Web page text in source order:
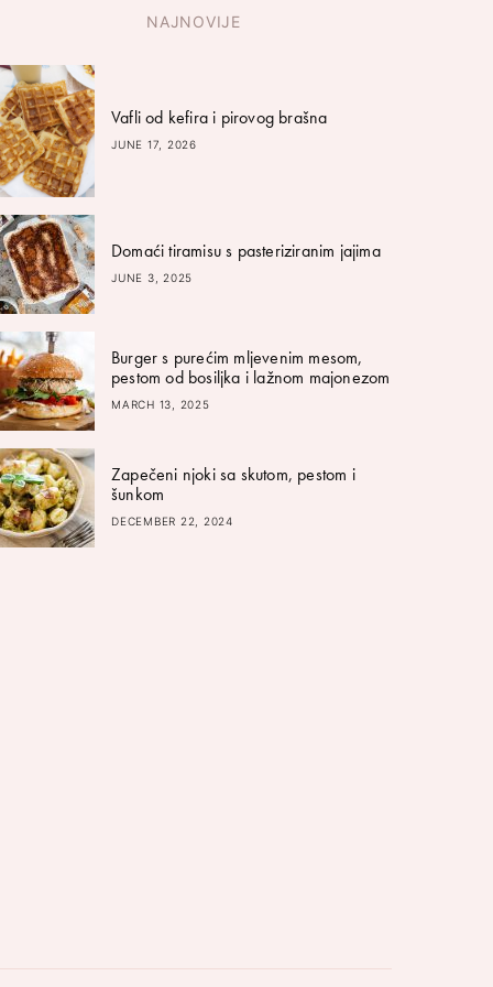
NAJNOVIJE
Vafli od kefira i pirovog brašna
JUNE 17, 2026
Domaći tiramisu s pasteriziranim jajima
JUNE 3, 2025
Burger s purećim mljevenim mesom,
pestom od bosiljka i lažnom majonezom
MARCH 13, 2025
Zapečeni njoki sa skutom, pestom i
šunkom
DECEMBER 22, 2024